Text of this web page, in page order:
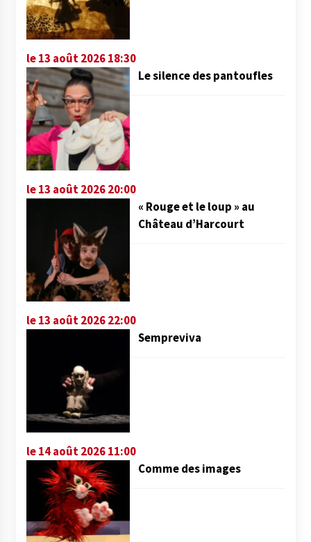
le 13 août 2026 18:30
Le silence des pantoufles
le 13 août 2026 20:00
« Rouge et le loup » au
Château d’Harcourt
le 13 août 2026 22:00
Sempreviva
le 14 août 2026 11:00
Comme des images